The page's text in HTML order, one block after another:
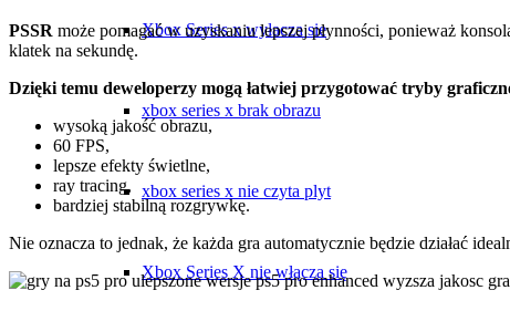
Xbox Series x wyłacza sie
xbox series x brak obrazu
xbox series x nie czyta plyt
Xbox Series X nie włącza się
PSSR może pomagać w uzyskaniu lepszej płynności, ponieważ
klatek na sekundę.
Dzięki temu deweloperzy mogą łatwiej przygotować tryby
wysoką jakość obrazu,
60 FPS,
lepsze efekty świetlne,
ray tracing,
bardziej stabilną rozgrywkę.
Nie oznacza to jednak, że każda gra automatycznie będzie działać